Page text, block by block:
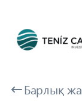
Барлық